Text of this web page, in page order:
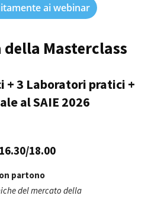
ai webinar
Masterclass
+ 3 Laboratori pratici +
al SAIE 2026
18.00
partono
del mercato della